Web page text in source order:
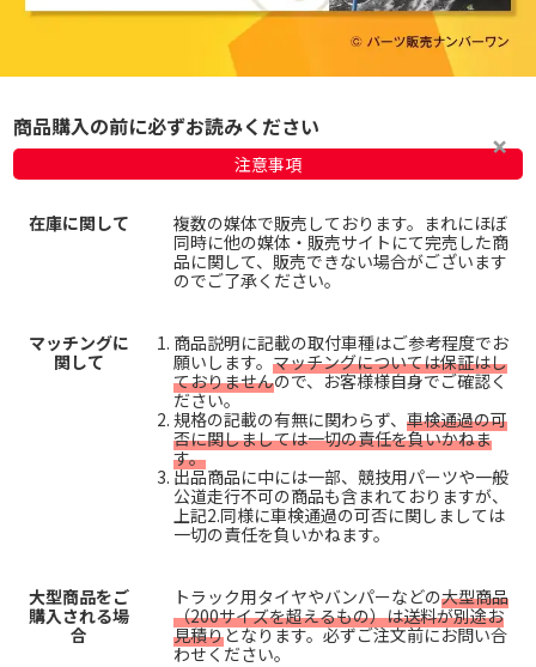
商品購入の前に必ずお読みください
注意事項
在庫に関して
複数の媒体で販売しております。まれにほぼ
同時に他の媒体・販売サイトにて完売した商
品に関して、販売できない場合がございます
のでご了承ください。
マッチングに
関して
商品説明に記載の取付車種はご参考程度でお
願いします。 マッチングについては保証はし
ておりませんので、お客様様自身でご確認く
ださい。
規格の記載の有無に関わらず、 車検通過の可
否に関しましては一切の責任を負いかねま
す。
出品商品に中には一部、競技用パーツや一般
公道走行不可の商品も含まれておりますが、
上記2.同様に車検通過の可否に関しましては
一切の責任を負いかねます。
大型商品をご
購入される場
合
トラック用タイヤやバンパーなどの大型商品
（200サイズを超えるもの）は送料が別途お
見積りとなります。必ずご注文前にお問い合
わせください。